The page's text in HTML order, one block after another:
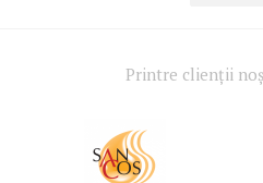
Printre clienții